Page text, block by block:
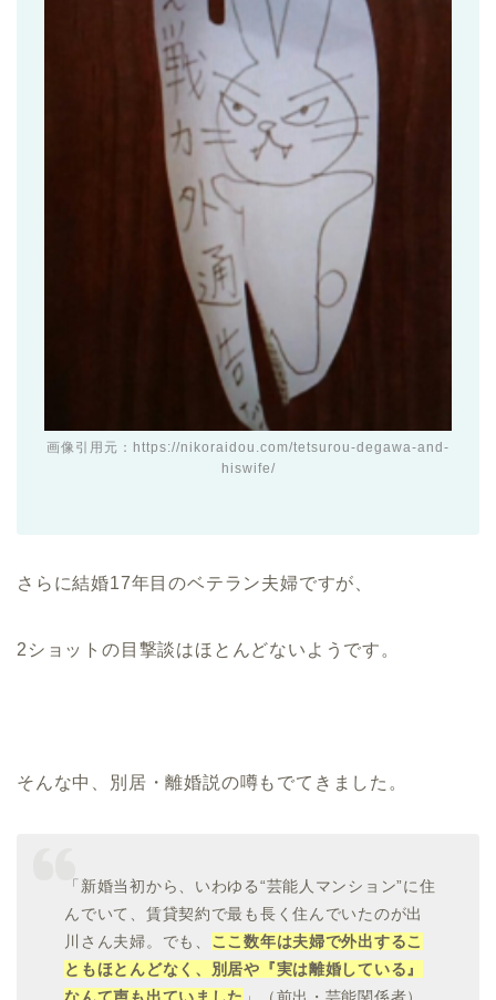
画像引用元：https://nikoraidou.com/tetsurou-degawa-and-
hiswife/
さらに結婚17年目のベテラン夫婦ですが、
2ショットの目撃談はほとんどないようです。
そんな中、別居・離婚説の噂もでてきました。
「新婚当初から、いわゆる“芸能人マンション”に住
んでいて、賃貸契約で最も長く住んでいたのが出
川さん夫婦。でも、 ここ数年は夫婦で外出するこ
ともほとんどなく、別居や『実は離婚している』
なんて声も出ていました 」（前出・芸能関係者）